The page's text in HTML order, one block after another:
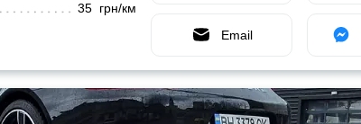
35 грн/км
Email